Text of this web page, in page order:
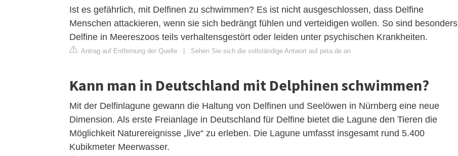
Ist es gefährlich, mit Delfinen zu schwimmen? Es ist nicht ausgeschlossen, dass Delfine
Menschen attackieren, wenn sie sich bedrängt fühlen und verteidigen wollen. So sind besonders
Delfine in Meereszoos teils verhaltensgestört oder leiden unter psychischen Krankheiten.
Antrag auf Entfernung der Quelle Sehen Sie sich die vollständige Antwort auf peta.de an
Kann man in Deutschland mit Delphinen schwimmen?
Mit der Delfinlagune gewann die Haltung von Delfinen und Seelöwen in Nürnberg eine neue
Dimension. Als erste Freianlage in Deutschland für Delfine bietet die Lagune den Tieren die
Möglichkeit Naturereignisse „live“ zu erleben. Die Lagune umfasst insgesamt rund 5.400
Kubikmeter Meerwasser.